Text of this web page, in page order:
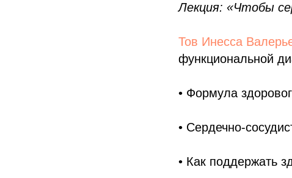
Лекция: «Чтобы
Тов Инесса
функциональной
• Формула
• Сердечно-
• Как поддержать